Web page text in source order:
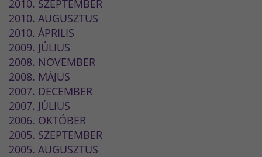
2010. SZEPTEMBER
2010. AUGUSZTUS
2010. ÁPRILIS
2009. JÚLIUS
2008. NOVEMBER
2008. MÁJUS
2007. DECEMBER
2007. JÚLIUS
2006. OKTÓBER
2005. SZEPTEMBER
2005. AUGUSZTUS